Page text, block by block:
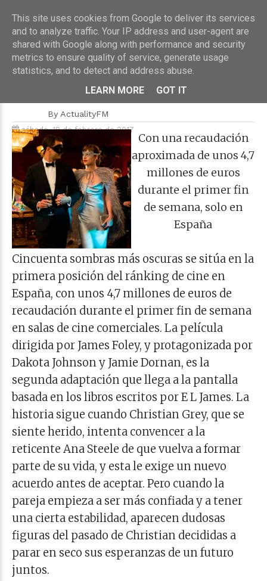
HOME›TELEVISIÓN
Cincuenta sombras más oscuras
nº1 en cines
By ActualityFM
sábado, 18 de febrero de 2017
Con una recaudación
aproximada de unos 4,7
millones de euros
durante el primer fin
de semana, solo en
España
Cincuenta sombras más oscuras se sitúa en la
primera posición del ránking de cine en
España, con unos 4,7 millones de euros de
recaudación durante el primer fin de semana
en salas de cine comerciales. La película
dirigida por James Foley, y protagonizada por
Dakota Johnson y Jamie Dornan, es la
segunda adaptación que llega a la pantalla
basada en los libros escritos por E L James. La
historia sigue cuando Christian Grey, que se
siente herido, intenta convencer a la
reticente Ana Steele de que vuelva a formar
parte de su vida, y esta le exige un nuevo
acuerdo antes de aceptar. Pero cuando la
pareja empieza a ser más confiada y a tener
una cierta estabilidad, aparecen dudosas
figuras del pasado de Christian decididas a
parar en seco sus esperanzas de un futuro
juntos.
This site uses cookies from Google to deliver its services
and to analyze traffic. Your IP address and user-agent are
shared with Google along with performance and security
metrics to ensure quality of service, generate usage
statistics, and to detect and address abuse.
LEARN MORE
GOT IT